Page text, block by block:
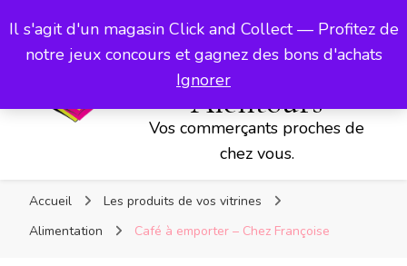
Il s'agit d'un magasin Click and Collect — Profitez de
notre jeux concours et gagnez des bons d'achats
Ignorer
Les Vitrines
d'Aubigny,
d'Avesnes et ses
Alentours
Vos commerçants proches de
chez vous.
Accueil
Les produits de vos vitrines
Alimentation
Café à emporter – Chez Françoise